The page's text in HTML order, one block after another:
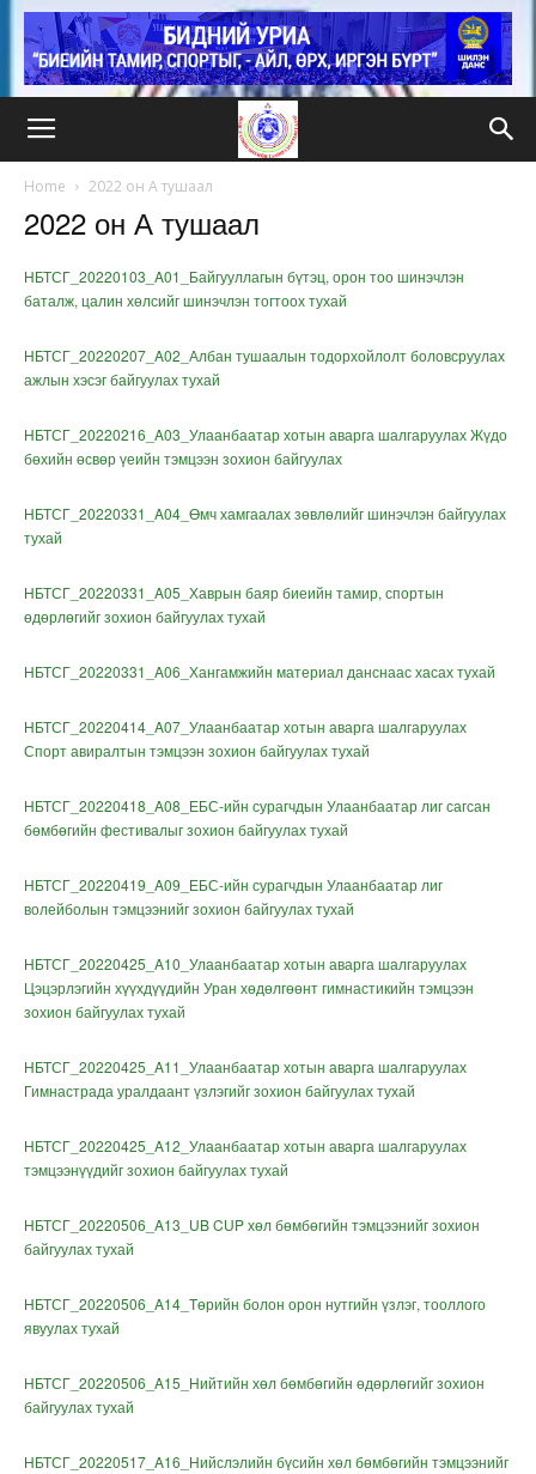
Home 2022 он А тушаал
2022 он А тушаал
НБТСГ_20220103_A01_Байгууллагын бүтэц, орон тоо шинэчлэн
баталж, цалин хөлсийг шинэчлэн тогтоох тухай
НБТСГ_20220207_A02_Албан тушаалын тодорхойлолт боловсруулах
ажлын хэсэг байгуулах тухай
НБТСГ_20220216_A03_Улаанбаатар хотын аварга шалгаруулах Жүдо
бөхийн өсвөр үеийн тэмцээн зохион байгуулах
НБТСГ_20220331_A04_Өмч хамгаалах зөвлөлийг шинэчлэн байгуулах
тухай
НБТСГ_20220331_A05_Хаврын баяр биеийн тамир, спортын
өдөрлөгийг зохион байгуулах тухай
НБТСГ_20220331_A06_Хангамжийн материал данснаас хасах тухай
НБТСГ_20220414_A07_Улаанбаатар хотын аварга шалгаруулах
Спорт авиралтын тэмцээн зохион байгуулах тухай
НБТСГ_20220418_A08_ЕБС-ийн сурагчдын Улаанбаатар лиг сагсан
бөмбөгийн фестивалыг зохион байгуулах тухай
НБТСГ_20220419_A09_ ЕБС-ийн сурагчдын Улаанбаатар лиг
волейболын тэмцээнийг зохион байгуулах тухай
НБТСГ_20220425_A10_ Улаанбаатар хотын аварга шалгаруулах
Цэцэрлэгийн хүүхдүүдийн Уран хөдөлгөөнт гимнастикийн тэмцээн
зохион байгуулах тухай
НБТСГ_20220425_A11_ Улаанбаатар хотын аварга шалгаруулах
Гимнастрада уралдаант үзлэгийг зохион байгуулах тухай
НБТСГ_20220425_A12_ Улаанбаатар хотын аварга шалгаруулах
тэмцээнүүдийг зохион байгуулах тухай
НБТСГ_20220506_A13_UB CUP хөл бөмбөгийн тэмцээнийг зохион
байгуулах тухай
НБТСГ_20220506_A14_Төрийн болон орон нутгийн үзлэг, тооллого
явуулах тухай
НБТСГ_20220506_A15_Нийтийн хөл бөмбөгийн өдөрлөгийг зохион
байгуулах тухай
НБТСГ_20220517_A16_Нийслэлийн бүсийн хөл бөмбөгийн тэмцээнийг